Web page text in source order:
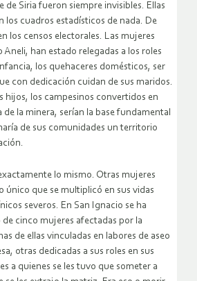
de Siria fueron siempre invisibles. Ellas
los cuadros estadísticos de nada. De
los censos electorales. Las mujeres
han estado relegadas a los roles
los quehaceres domésticos, ser
con dedicación cuidan de sus maridos.
hijos, los campesinos convertidos en
de la minera, serían la base fundamental
de sus comunidades un territorio
lo mismo. Otras mujeres
único que se multiplicó en sus vidas
severos. En San Ignacio se ha
cinco mujeres afectadas por la
de ellas vinculadas en labores de aseo
otras dedicadas a sus roles en sus
a quienes se les tuvo que someter a